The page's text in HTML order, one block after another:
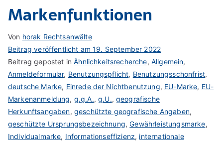
Markenfunktionen
Von horak Rechtsanwälte
Beitrag veröffentlicht am19. September 2022
Beitrag gepostet inÄhnlichkeitsrecherche, Allgemein,
Anmeldeformular, Benutzungspflicht, Benutzungsschonfrist,
deutsche Marke, Einrede der Nichtbenutzung, EU-Marke, EU-
Markenanmeldung, g.g.A.,g.U., geografische
Herkunftsangaben, geschützte geografische Angaben,
geschützte Ursprungsbezeichnung,Gewährleistungsmarke,
Individualmarke, Informationseffizienz, internationale